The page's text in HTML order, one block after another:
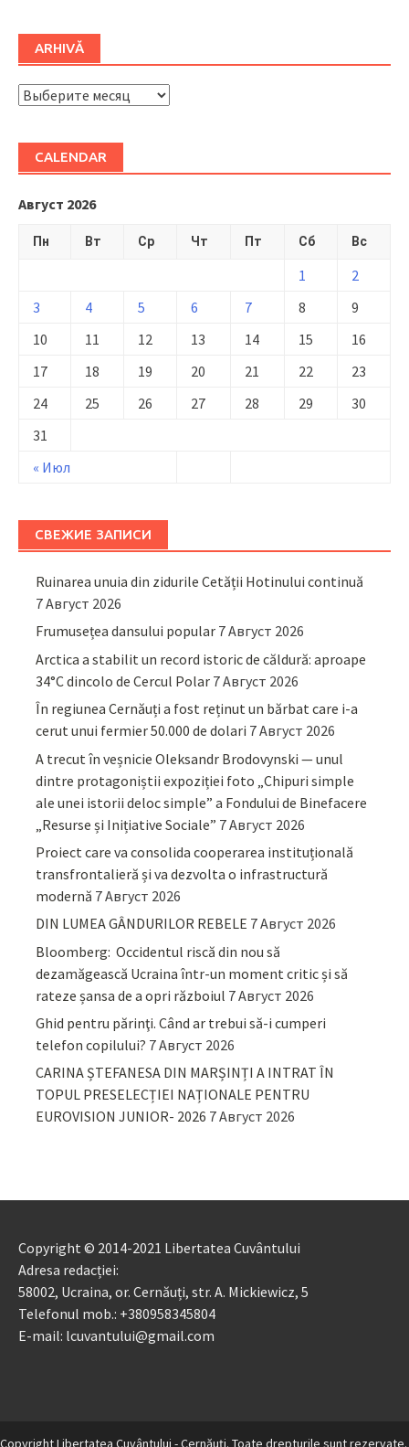
ARHIVĂ
ARHIVĂ
CALENDAR
Август 2026
Пн Вт Ср Чт Пт Сб Вс
« Июл
1
2
3
4 5 6 7 8
9
10
11 12 13 14 15
16
17
18 19 20 21 22
23
24
25 26 27 28 29
30
31
СВЕЖИЕ ЗАПИСИ
Ruinarea unuia din zidurile Cetății Hotinului continuă
7 Август 2026
Frumusețea dansului popular 7 Август 2026
Arctica a stabilit un record istoric de căldură: aproape
34°C dincolo de Cercul Polar 7 Август 2026
În regiunea Cernăuți a fost reținut un bărbat care i-a
cerut unui fermier 50.000 de dolari 7 Август 2026
A trecut în veșnicie Oleksandr Brodovynski — unul
dintre protagoniștii expoziției foto „Chipuri simple
ale unei istorii deloc simple” a Fondului de Binefacere
„Resurse și Inițiative Sociale” 7 Август 2026
Proiect care va consolida cooperarea instituțională
transfrontalieră și va dezvolta o infrastructură
modernă 7 Август 2026
DIN LUMEA GÂNDURILOR REBELE 7 Август 2026
Bloomberg: Occidentul riscă din nou să
dezamăgească Ucraina într-un moment critic și să
rateze șansa de a opri războiul 7 Август 2026
Ghid pentru părinţi. Când ar trebui să-i cumperi
telefon copilului? 7 Август 2026
CARINA ȘTEFANESA DIN MARȘINȚI A INTRAT ÎN
TOPUL PRESELECȚIEI NAȚIONALE PENTRU
EUROVISION JUNIOR- 2026 7 Август 2026
Copyright © 2014-2021 Libertatea Cuvântului
Adresa redacției:
58002, Ucraina, or. Cernăuți, str. A. Mickiewicz, 5
Telefonul mob.: +380958345804
E-mail: lcuvantului@gmail.com